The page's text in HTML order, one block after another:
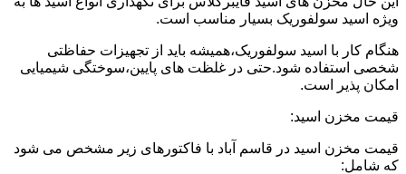
ویژه اسید سولفوریک بسیار مناسب است.
هنگام کار با اسید سولفوریک،همیشه باید از تجهیزات حفاظتی
شخصی استفاده شود.حتی در غلظت های پایین،سوختگی شیمیایی
امکان پذیر است.
قیمت مخزن اسید:
قیمت مخزن اسید در قاسم آباد با فاکتورهای زیر مشخص می شود
که شامل: